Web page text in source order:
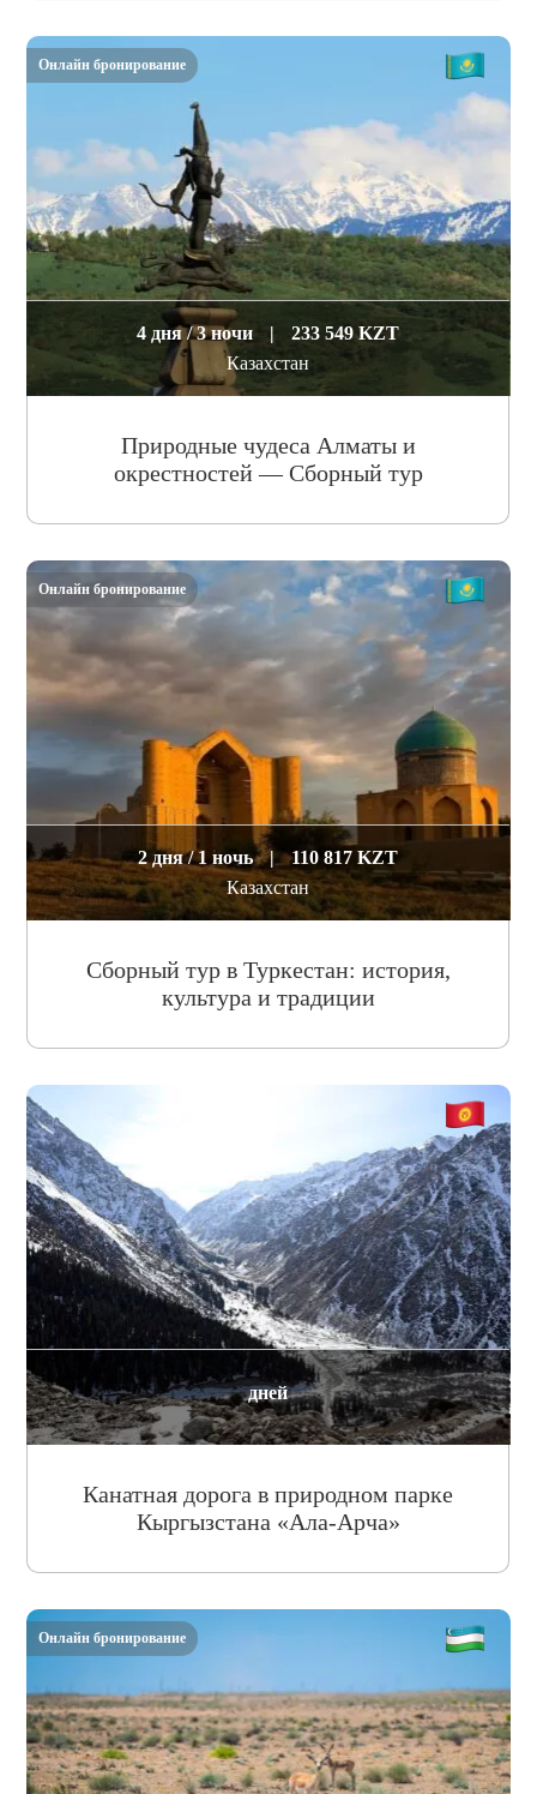
4 дня / 3 ночи |
233 549 KZT
Казахстан
Природные чудеса Алматы и
окрестностей — Сборный тур
Онлайн бронирование
2 дня / 1 ночь |
110 817 KZT
Казахстан
Сборный тур в Туркестан: история,
культура и традиции
Онлайн бронирование
дней
Канатная дорога в природном парке
Кыргызстана «Ала-Арча»
Онлайн бронирование